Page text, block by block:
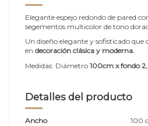
Elegante espejo redondo de pared
segementos multicolor de tono
Un diseño elegante y sofisticado
en decoración clásica y moderna.
Medidas: Diámetro 100cm x fondo
Detalles del producto
Ancho
100